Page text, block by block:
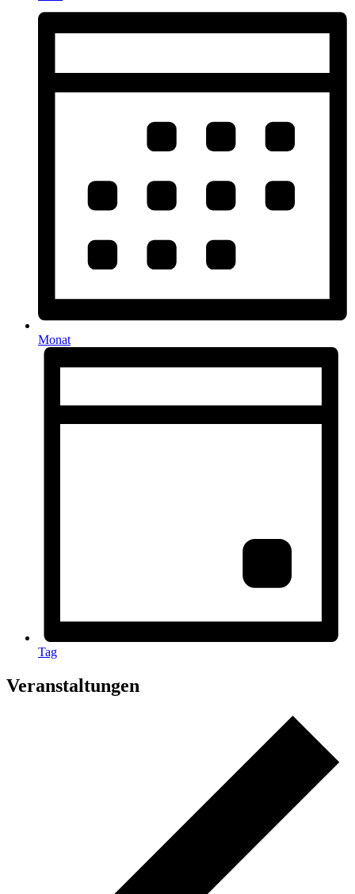
Monat
Tag
Veranstaltungen